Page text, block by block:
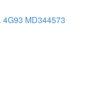
4G93 MD344573